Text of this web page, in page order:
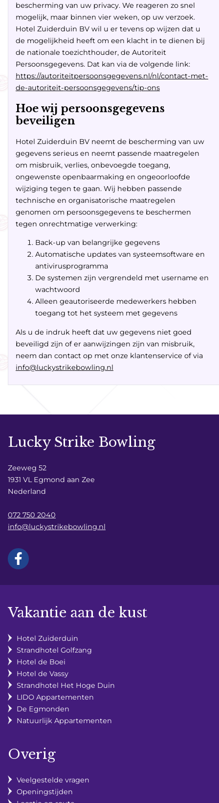
bescherming van uw privacy. We reageren zo snel
mogelijk, maar binnen vier weken, op uw verzoek.
Hotel Zuiderduin BV wil u er tevens op wijzen dat u
de mogelijkheid heeft om een klacht in te dienen bij
de nationale toezichthouder, de Autoriteit
Persoonsgegevens. Dat kan via de volgende link:
https://autoriteitpersoonsgegevens.nl/nl/contact-met-
de-autoriteit-persoonsgegevens/tip-ons
Hoe wij persoonsgegevens
beveiligen
Hotel Zuiderduin BV neemt de bescherming van uw
gegevens serieus en neemt passende maatregelen
om misbruik, verlies, onbevoegde toegang,
ongewenste openbaarmaking en ongeoorloofde
wijziging tegen te gaan. Wij hebben passende
technische en organisatorische maatregelen
genomen om persoonsgegevens te beschermen
tegen onrechtmatige verwerking:
Back-up van belangrijke gegevens
Automatische updates van systeemsoftware en
antivirusprogramma
De systemen zijn vergrendeld met username en
wachtwoord
Alleen geautoriseerde medewerkers hebben
toegang tot het systeem met gegevens
Als u de indruk heeft dat uw gegevens niet goed
beveiligd zijn of er aanwijzingen zijn van misbruik,
neem dan contact op met onze klantenservice of via
info@luckystrikebowling.nl
Lucky Strike Bowling
Zeeweg 52
1931 VL Egmond aan Zee
Nederland
072 750 2040
info@luckystrikebowling.nl
Vakantie aan de kust
Hotel Zuiderduin
Strandhotel Golfzang
Hotel de Boei
Hotel de Vassy
Strandhotel Het Hoge Duin
LIDO Appartementen
De Egmonden
Natuurlijk Appartementen
Overig
Veelgestelde vragen
Openingstijden